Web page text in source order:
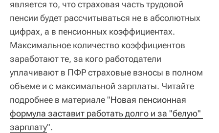
является то, что страховая часть трудовой
пенсии будет рассчитываться не в абсолютных
цифрах, а в пенсионных коэффициентах.
Максимальное количество коэффициентов
заработают те, за кого работодатели
уплачивают в ПФР страховые взносы в полном
объеме и с максимальной зарплаты. Читайте
подробнее в материале "Новая пенсионная
формула заставит работать долго и за "белую"
зарплату".